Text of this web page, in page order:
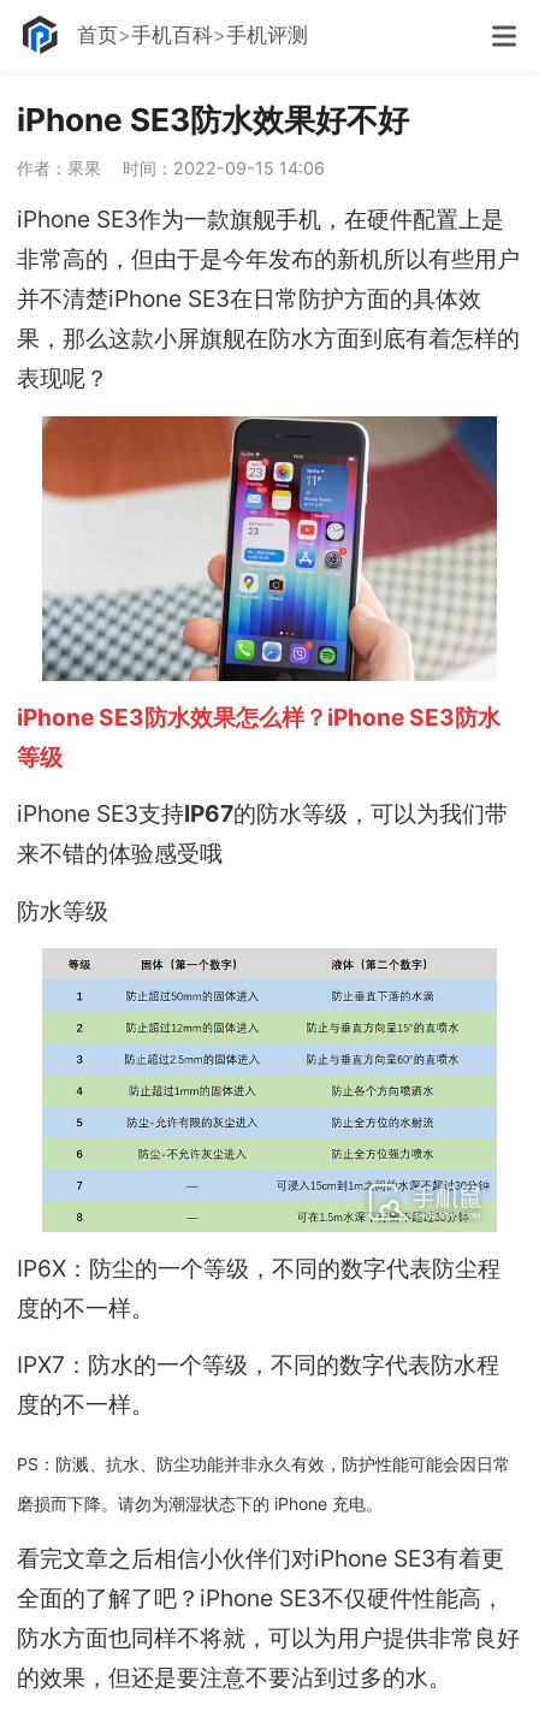
首页 手机百科 手机评测
iPhone SE3防水效果好不好
作者：果果 时间：2022-09-15 14:06
iPhone SE3作为一款旗舰手机，在硬件配置上是
非常高的，但由于是今年发布的新机所以有些用户
并不清楚iPhone SE3在日常防护方面的具体效
果，那么这款小屏旗舰在防水方面到底有着怎样的
表现呢？
iPhone SE3防水效果怎么样？iPhone SE3防水
等级
iPhone SE3支持IP67的防水等级，可以为我们带
来不错的体验感受哦
防水等级
IP6X：防尘的一个等级，不同的数字代表防尘程
度的不一样。
IPX7：防水的一个等级，不同的数字代表防水程
度的不一样。
PS：防溅、抗水、防尘功能并非永久有效，防护性能可能会因日常
磨损而下降。请勿为潮湿状态下的 iPhone 充电。
看完文章之后相信小伙伴们对iPhone SE3有着更
全面的了解了吧？iPhone SE3不仅硬件性能高，
防水方面也同样不将就，可以为用户提供非常良好
的效果，但还是要注意不要沾到过多的水。